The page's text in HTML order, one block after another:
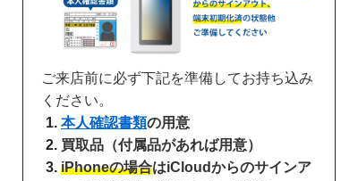
ご来店前に必ず下記を準備してお持ち込み
ください。
本人確認書類の用意
買取品（付属品があれば用意）
iPhoneの場合はiCloudからのサインア